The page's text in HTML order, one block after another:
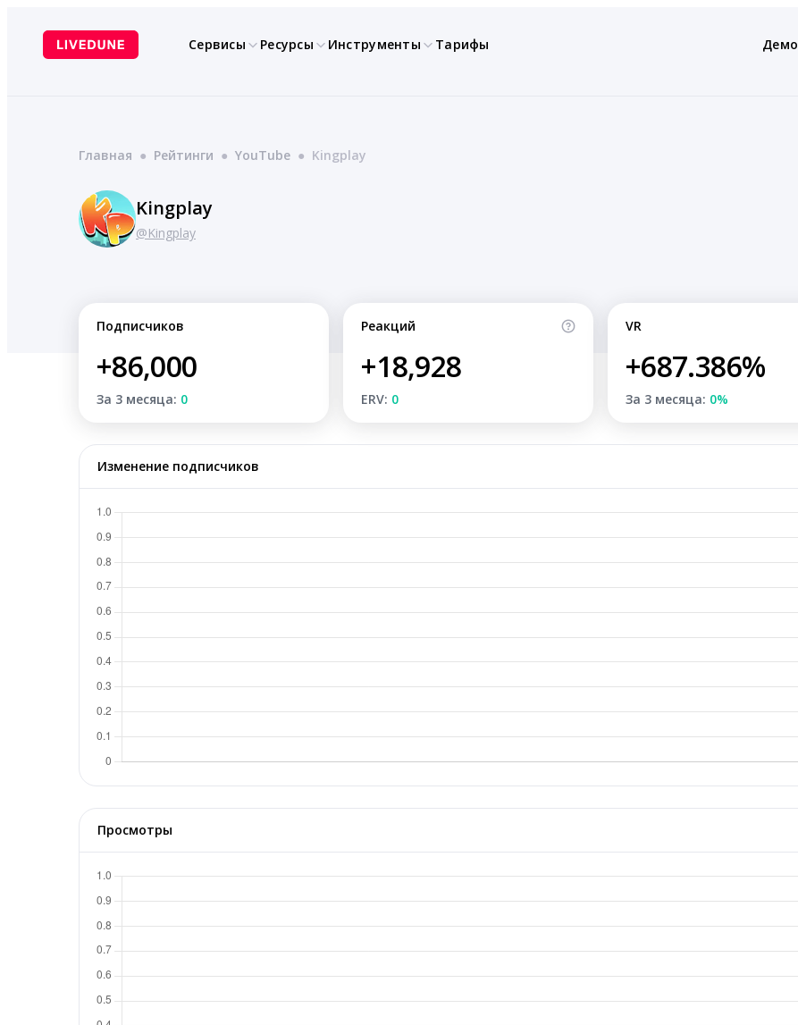
содержимому
Сервисы Ресурсы Инструменты Тарифы Демо
Главная ● Рейтинги ● YouTube ● Kingplay
Kingplay
@Kingplay
Подписчиков
+86,000
За 3 месяца: 0
Реакций
+18,928
ERV: 0
VR
+687.386%
За 3 месяца: 0%
Изменение подписчиков
Просмотры